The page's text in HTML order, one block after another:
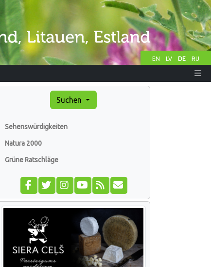
EN LV DE RU
Suchen
Sehenswürdigkeiten
Natura 2000
Grüne Ratschläge